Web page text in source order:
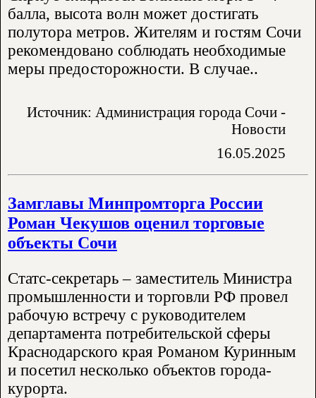
балла, высота волн может достигать
полутора метров. Жителям и гостям Сочи
рекомендовано соблюдать необходимые
меры предосторожности. В случае..
Источник: Администрация города Сочи -
Новости
16.05.2025
Замглавы Минпромторга России
Роман Чекушов оценил торговые
объекты Сочи
Статс-секретарь – заместитель Министра
промышленности и торговли РФ провел
рабочую встречу с руководителем
департамента потребительской сферы
Краснодарского края Романом Куринным
и посетил несколько объектов города-
курорта.